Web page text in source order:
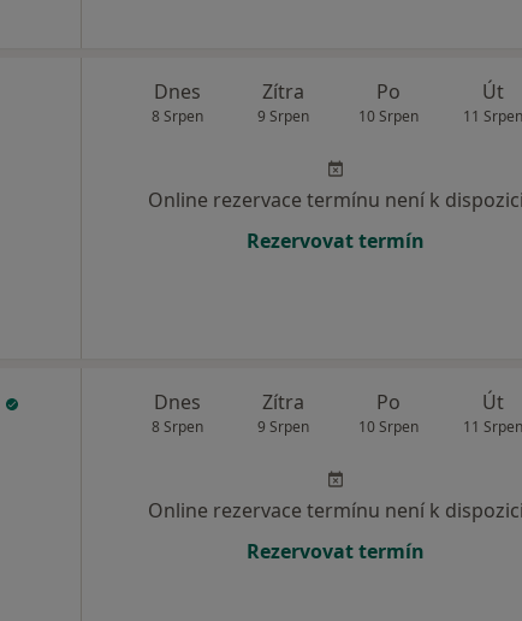
Dnes
8 Srpen
Zítra
9 Srpen
Po
10 Srpen
Út
11 Srpen
Online rezervace termínu není k dispozici
Rezervovat termín
Dnes
8 Srpen
Zítra
9 Srpen
Po
10 Srpen
Út
11 Srpen
Online rezervace termínu není k dispozici
Rezervovat termín